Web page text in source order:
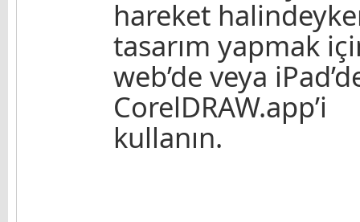
hareket
tasarım yapmak
web’de veya
CorelDRAW.app’i
kullanın.